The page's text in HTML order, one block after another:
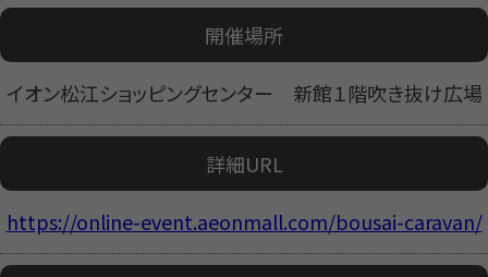
開催場所
イオン松江ショッピングセンター 新館１階吹き抜け広場
詳細URL
https://online-event.aeonmall.com/bousai-caravan/